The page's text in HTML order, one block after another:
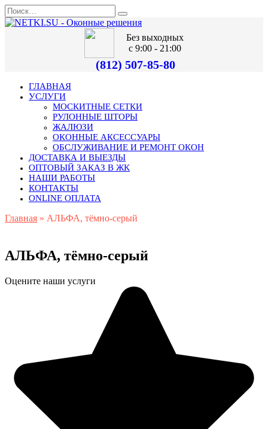
Без выходных
с 9:00 - 21:00
(812) 507-85-80
ГЛАВНАЯ
УСЛУГИ
МОСКИТНЫЕ СЕТКИ
РУЛОННЫЕ ШТОРЫ
ЖАЛЮЗИ
ОКОННЫЕ АКСЕССУАРЫ
ОБСЛУЖИВАНИЕ И РЕМОНТ ОКОН
ДОСТАВКА И ВЫЕЗДЫ
ОПТОВЫЙ ЗАКАЗ В ЖК
НАШИ РАБОТЫ
КОНТАКТЫ
ONLINE ОПЛАТА
Главная » АЛЬФА, тёмно-серый
АЛЬФА, тёмно-серый
Оцените наши услуги